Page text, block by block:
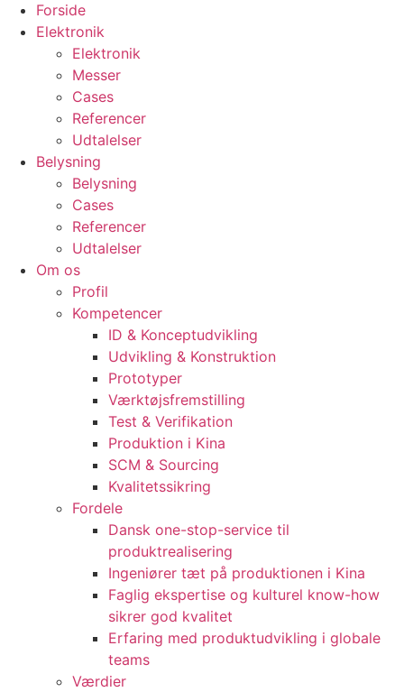
Forside
Elektronik
Elektronik
Messer
Cases
Referencer
Udtalelser
Belysning
Belysning
Cases
Referencer
Udtalelser
Om os
Profil
Kompetencer
ID & Konceptudvikling
Udvikling & Konstruktion
Prototyper
Værktøjsfremstilling
Test & Verifikation
Produktion i Kina
SCM & Sourcing
Kvalitetssikring
Fordele
Dansk one-stop-service til
produktrealisering
Ingeniører tæt på produktionen i Kina
Faglig ekspertise og kulturel know-how
sikrer god kvalitet
Erfaring med produktudvikling i globale
teams
Værdier